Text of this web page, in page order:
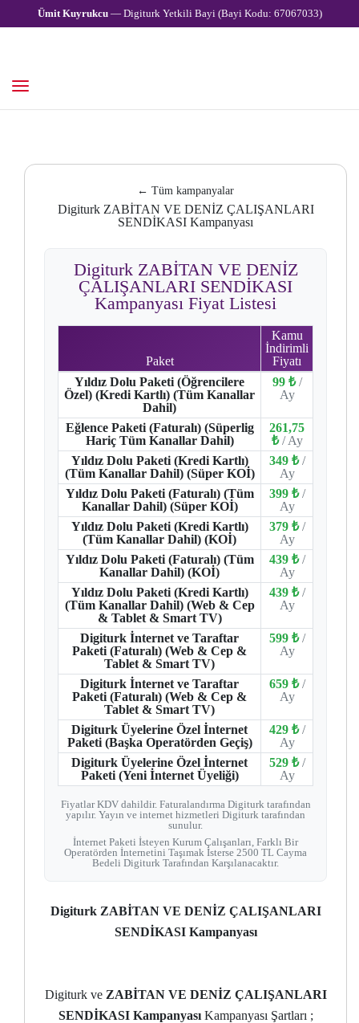
Ümit Kuyrukcu— Digiturk Yetkili Bayi (Bayi Kodu: 67067033)
← Tüm kampanyalar
Digiturk ZABİTAN VE DENİZ ÇALIŞANLARI
SENDİKASI Kampanyası
Digiturk ZABİTAN VE DENİZ
ÇALIŞANLARI SENDİKASI
Kampanyası Fiyat Listesi
Paket
Kamu
İndirimli
Fiyatı
Yıldız Dolu Paketi (Öğrencilere
Özel) (Kredi Kartlı) (Tüm Kanallar
Dahil)
99 ₺ /
Ay
Eğlence Paketi (Faturalı) (Süperlig
Hariç Tüm Kanallar Dahil)
261,75
₺ / Ay
Yıldız Dolu Paketi (Kredi Kartlı)
(Tüm Kanallar Dahil) (Süper KOİ)
349 ₺ /
Ay
Yıldız Dolu Paketi (Faturalı) (Tüm
Kanallar Dahil) (Süper KOİ)
399 ₺ /
Ay
Yıldız Dolu Paketi (Kredi Kartlı)
(Tüm Kanallar Dahil) (KOİ)
379 ₺ /
Ay
Yıldız Dolu Paketi (Faturalı) (Tüm
Kanallar Dahil) (KOİ)
439 ₺ /
Ay
Yıldız Dolu Paketi (Kredi Kartlı)
(Tüm Kanallar Dahil) (Web & Cep
& Tablet & Smart TV)
439 ₺ /
Ay
Digiturk İnternet ve Taraftar
Paketi (Faturalı) (Web & Cep &
Tablet & Smart TV)
599 ₺ /
Ay
Digiturk İnternet ve Taraftar
Paketi (Faturalı) (Web & Cep &
Tablet & Smart TV)
659 ₺ /
Ay
Digiturk Üyelerine Özel İnternet
Paketi (Başka Operatörden Geçiş)
429 ₺ /
Ay
Digiturk Üyelerine Özel İnternet
Paketi (Yeni İnternet Üyeliği)
529 ₺ /
Ay
Fiyatlar KDV dahildir. Faturalandırma Digiturk tarafından
yapılır. Yayın ve internet hizmetleri Digiturk tarafından
sunulur.
İnternet Paketi İsteyen Kurum Çalışanları, Farklı Bir
Operatörden İnternetini Taşımak İsterse 2500 TL Cayma
Bedeli Digiturk Tarafından Karşılanacaktır.
Digiturk ZABİTAN VE DENİZ ÇALIŞANLARI
SENDİKASI Kampanyası
Digiturk ve ZABİTAN VE DENİZ ÇALIŞANLARI
SENDİKASI KampanyasıKampanyası Şartları ;